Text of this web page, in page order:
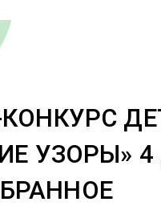
УЗОРЫ»